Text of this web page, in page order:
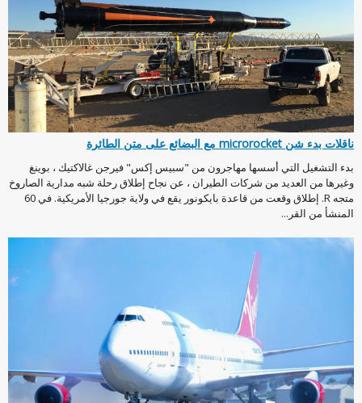
ناقلات بدء شن microrocket مع البضائع على متن الطائرة
بدء التشغيل التي أسسها مهاجرون من "سبيس إكس" فيرجن غالاكتيك ، بوينغ
وغيرها من العديد من شركات الطيران ، عن نجاح إطلاق رحلة شبه مدارية الصاروخ
متجه R. إطلاق وقعت من قاعدة بايكونور يقع في ولاية جورجيا الأمريكية. في 60
المنشأ من القر...